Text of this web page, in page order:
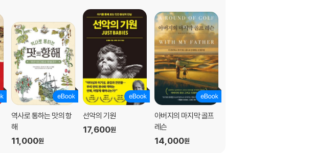
역사로 통하는 맛의 항
해
11,000원
선악의 기원
17,600원
아버지의 마지막 골프
레슨
14,000원